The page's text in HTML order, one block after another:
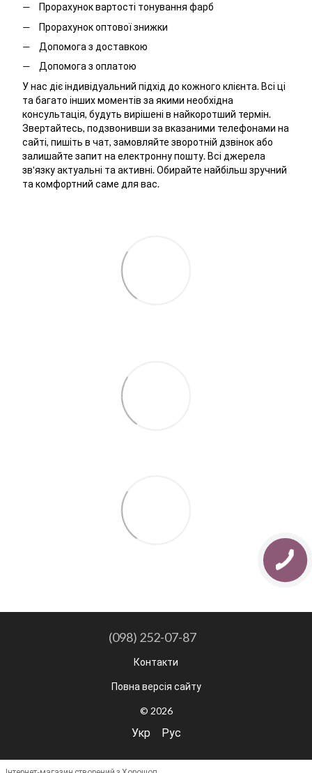
Прорахунок вартості тонування фарб
Прорахунок оптової знижки
Допомога з доставкою
Допомога з оплатою
У нас діє індивідуальний підхід до кожного клієнта. Всі ці
та багато інших моментів за якими необхідна
консультація, будуть вирішені в найкоротший термін.
Звертайтесь, подзвонивши за вказаними телефонами на
сайті, пишіть в чат, замовляйте зворотній дзвінок або
залишайте запит на електронну пошту. Всі джерела
зв'язку актуальні та активні. Обирайте найбільш зручний
та комфортний саме для вас.
(098) 252-07-87
Контакти
Повна версія сайту
© 2026
Укр Рус